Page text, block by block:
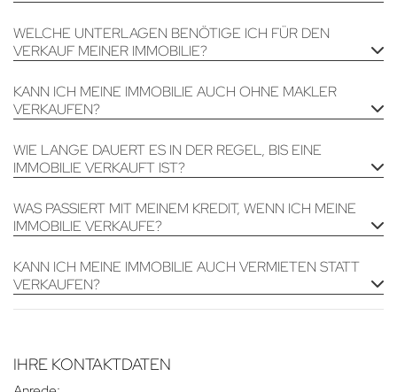
WELCHE UNTERLAGEN BENÖTIGE ICH FÜR DEN
VERKAUF MEINER IMMOBILIE?
KANN ICH MEINE IMMOBILIE AUCH OHNE MAKLER
VERKAUFEN?
WIE LANGE DAUERT ES IN DER REGEL, BIS EINE
IMMOBILIE VERKAUFT IST?
WAS PASSIERT MIT MEINEM KREDIT, WENN ICH MEINE
IMMOBILIE VERKAUFE?
KANN ICH MEINE IMMOBILIE AUCH VERMIETEN STATT
VERKAUFEN?
IHRE KONTAKTDATEN